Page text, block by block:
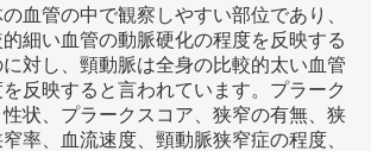
血管の中で観察しやすい部位であり、
細い血管の動脈硬化の程度を反映する
対し、頸動脈は全身の比較的太い血管
反映すると言われています。プラーク
状、プラークスコア、狭窄の有無、狭
率、血流速度、頸動脈狭窄症の程度、